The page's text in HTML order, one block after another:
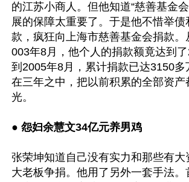
的江苏小商人。但他知道“慈善基金
展的保障太重要了。于是他不惜举债
款，疯狂向上海市慈善基金会捐款
003年8月，他个人的捐款额竟达到了
到2005年8月，累计捐款已达3150多
在三年之中，把以前积累的全部资产
光。
● 怨妇余慧文34亿元养男鸡
张荣坤知道自己没有实力和那些有大
大老板争捐。他用了另外一套手法。